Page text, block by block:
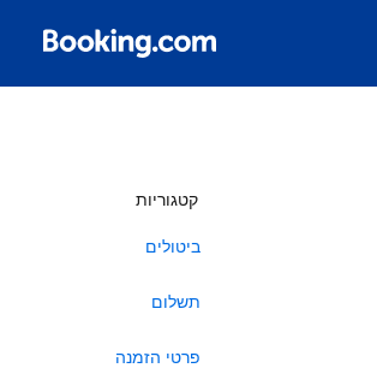
קטגוריות
ביטולים
תשלום
פרטי הזמנה